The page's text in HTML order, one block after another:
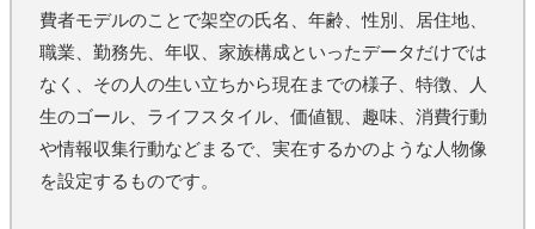
費者モデルのことで架空の氏名、年齢、性別、居住地、
職業、勤務先、年収、家族構成といったデータだけでは
なく、その人の生い立ちから現在までの様子、特徴、人
生のゴール、ライフスタイル、価値観、趣味、消費行動
や情報収集行動などまるで、実在するかのような人物像
を設定するものです。